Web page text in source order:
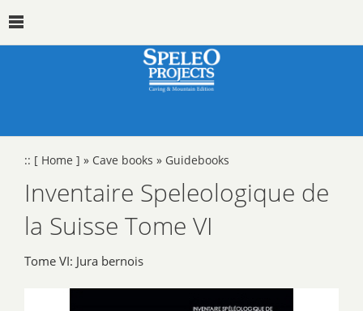
:: [ Home ] » Cave books » Guidebooks
Inventaire Speleologique de
la Suisse Tome VI
Tome VI: Jura bernois